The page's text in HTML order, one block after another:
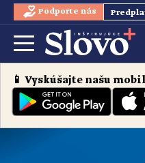
Podporte nás
📱 Vyskúšajte našu